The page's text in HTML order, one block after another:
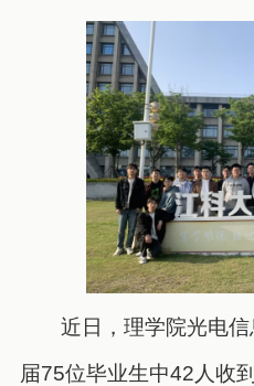
近日，理学院光电
届75位毕业生中42人收